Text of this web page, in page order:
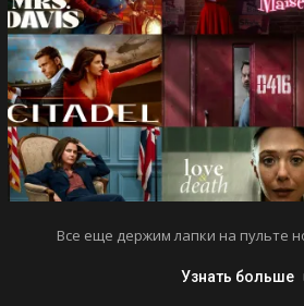
Все еще держим лапки на пульте
Узнать больше